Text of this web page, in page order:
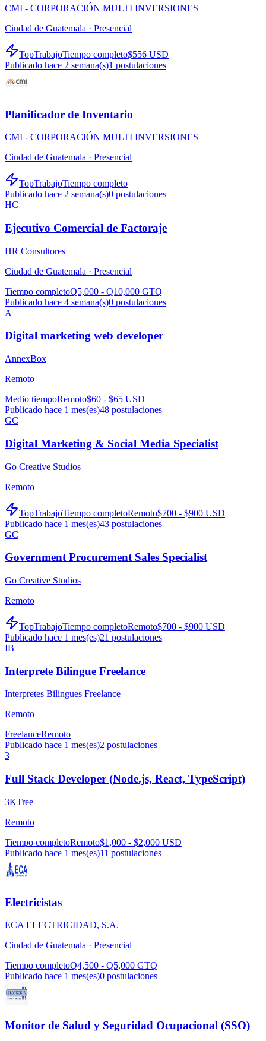
CMI - CORPORACIÓN MULTI INVERSIONES
Ciudad de Guatemala · Presencial
TopTrabajoTiempo completo$556 USD
Publicado hace 2 semana(s)1 postulaciones
Planificador de Inventario
CMI - CORPORACIÓN MULTI INVERSIONES
Ciudad de Guatemala · Presencial
TopTrabajoTiempo completo
Publicado hace 2 semana(s)0 postulaciones
HC
Ejecutivo Comercial de Factoraje
HR Consultores
Ciudad de Guatemala · Presencial
Tiempo completoQ5,000 - Q10,000 GTQ
Publicado hace 4 semana(s)0 postulaciones
A
Digital marketing web developer
AnnexBox
Remoto
Medio tiempoRemoto$60 - $65 USD
Publicado hace 1 mes(es)48 postulaciones
GC
Digital Marketing & Social Media Specialist
Go Creative Studios
Remoto
TopTrabajoTiempo completoRemoto$700 - $900 USD
Publicado hace 1 mes(es)43 postulaciones
GC
Government Procurement Sales Specialist
Go Creative Studios
Remoto
TopTrabajoTiempo completoRemoto$700 - $900 USD
Publicado hace 1 mes(es)21 postulaciones
IB
Interprete Bilingue Freelance
Interpretes Bilingues Freelance
Remoto
FreelanceRemoto
Publicado hace 1 mes(es)2 postulaciones
3
Full Stack Developer (Node.js, React, TypeScript)
3KTree
Remoto
Tiempo completoRemoto$1,000 - $2,000 USD
Publicado hace 1 mes(es)11 postulaciones
Electricistas
ECA ELECTRICIDAD, S.A.
Ciudad de Guatemala · Presencial
Tiempo completoQ4,500 - Q5,000 GTQ
Publicado hace 1 mes(es)0 postulaciones
Monitor de Salud y Seguridad Ocupacional (SSO)